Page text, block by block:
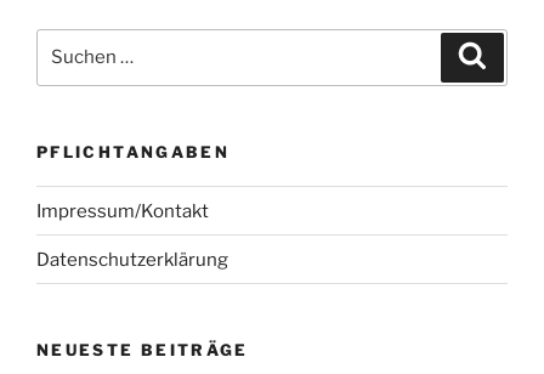
nach:
PFLICHTANGABEN
Impressum/Kontakt
Datenschutzerklärung
NEUESTE BEITRÄGE